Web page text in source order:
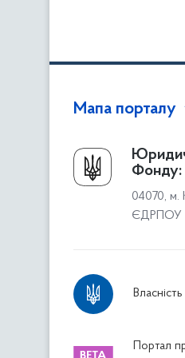
Мапа порталу
Про Фонд
Керівництво
Структура Фонду
Територіальні
Дніпропетровське
Житомирське
Фонду:
04070, м.
ЄДРПОУ
Портал